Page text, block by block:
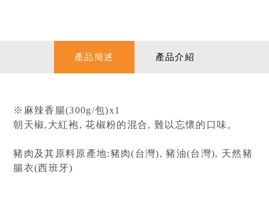
產品簡述 產品介紹
※麻辣香腸(300g/包)x1
朝天椒,大紅袍, 花椒粉的混合, 難以忘懷的口味。
豬肉及其原料原產地:豬肉(台灣), 豬油(台灣), 天然豬
腸衣(西班牙)